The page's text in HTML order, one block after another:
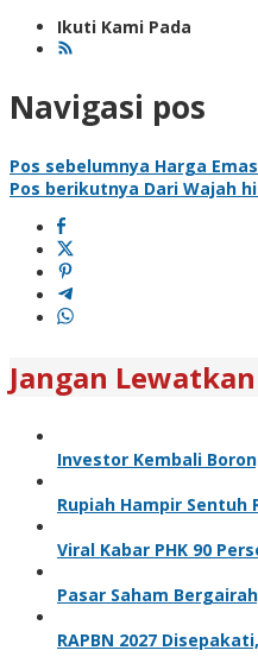
Ikuti Kami Pada
Navigasi pos
Pos sebelumnya Harga
Pos berikutnya Dari Wajah
Jangan Lewatkan
Investor Kembali
Rupiah Hampir Sentuh
Viral Kabar PHK 90
Pasar Saham
RAPBN 2027